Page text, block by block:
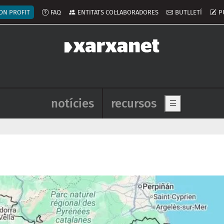
del compte d'usuari
PROFIT FAQ ENTITATS COL·LABORADORES BUTLLETÍ
Navegació principal de
notícies recursos Show main